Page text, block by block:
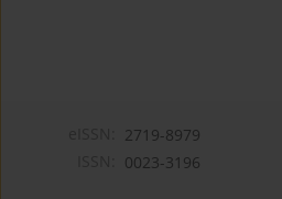
2719-8979
0023-3196